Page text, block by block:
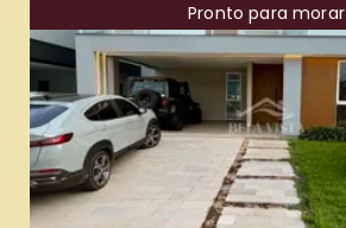
Pronto para morar